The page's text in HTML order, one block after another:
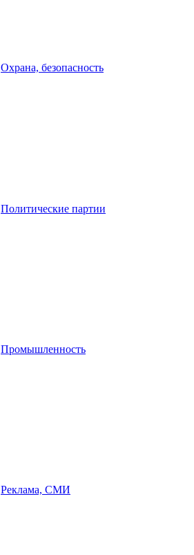
Охрана, безопасность
Политические партии
Промышленность
Реклама, СМИ